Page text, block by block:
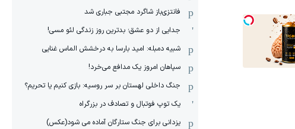
فانتزی‌باز شاگرد مجتبی جباری شد
جدایی از دو عشق؛ بدترین روز زندگی لئو مسی!
شبیه دمبله: امید بارسا به درخشش الماس غنایی
سپاهان امروز یک مدافع می‌خرد!
جنگ داخلی لهستان بر سر روسیه: بازی کنیم یا تحریم؟
یک توپ فوتبال و تصادف در بزرگراه
یزدانی برای جنگ ستارگان آماده می شود(عکس)